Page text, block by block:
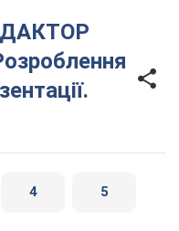
4 5